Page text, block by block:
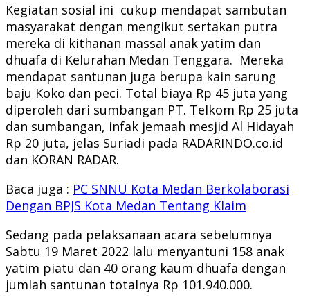
Kegiatan sosial ini cukup mendapat sambutan
masyarakat dengan mengikut sertakan putra
mereka di kithanan massal anak yatim dan
dhuafa di Kelurahan Medan Tenggara. Mereka
mendapat santunan juga berupa kain sarung
baju Koko dan peci. Total biaya Rp 45 juta yang
diperoleh dari sumbangan PT. Telkom Rp 25 juta
dan sumbangan, infak jemaah mesjid Al Hidayah
Rp 20 juta, jelas Suriadi pada RADARINDO.co.id
dan KORAN RADAR.
Baca juga : PC SNNU Kota Medan Berkolaborasi
Dengan BPJS Kota Medan Tentang Klaim
Sedang pada pelaksanaan acara sebelumnya
Sabtu 19 Maret 2022 lalu menyantuni 158 anak
yatim piatu dan 40 orang kaum dhuafa dengan
jumlah santunan totalnya Rp 101.940.000.